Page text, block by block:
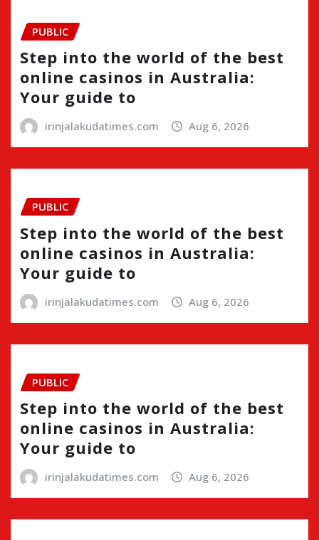
PUBLIC
Step into the world of the best
online casinos in Australia:
Your guide to
irinjalakudatimes.com Aug 6, 2026
PUBLIC
Step into the world of the best
online casinos in Australia:
Your guide to
irinjalakudatimes.com Aug 6, 2026
PUBLIC
Step into the world of the best
online casinos in Australia:
Your guide to
irinjalakudatimes.com Aug 6, 2026